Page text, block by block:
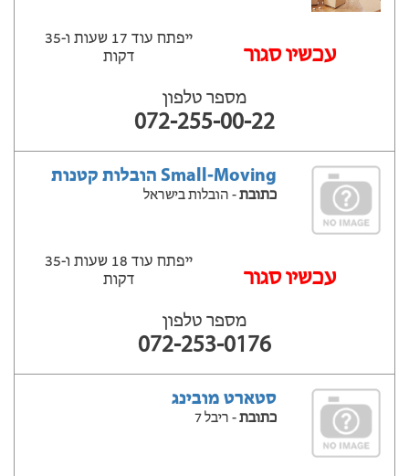
עכשיו סגור
ייפתח עוד 17 שעות ‫ו-35
דקות
מספר טלפון
072-255-00-22
Small-Moving הובלות קטנות
כתובת- הובלות בישראל
עכשיו סגור
ייפתח עוד 18 שעות ‫ו-35
דקות
מספר טלפון
072-253-0176
סטארט מובינג
כתובת- ריבל 7